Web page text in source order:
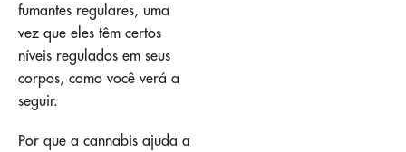
fumantes regulares, uma
vez que eles têm certos
níveis regulados em seus
corpos, como você verá a
seguir.
Por que a cannabis ajuda a